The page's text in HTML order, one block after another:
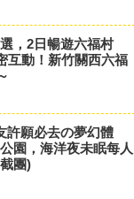
，2日暢遊六福村
互動！新竹關西六福
許願必去の夢幻體
園，海洋夜未眠每人
團)